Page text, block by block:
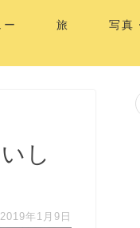
ー 旅 写真
し
年1月9日